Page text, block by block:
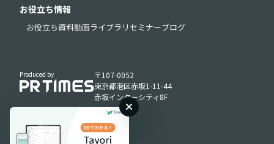
お役立ち情報
お役立ち資料動画ライブラリ セミナーブログ
Produced by
〒107-0052
東京都港区赤坂1-11-44
赤坂インターシティ8F